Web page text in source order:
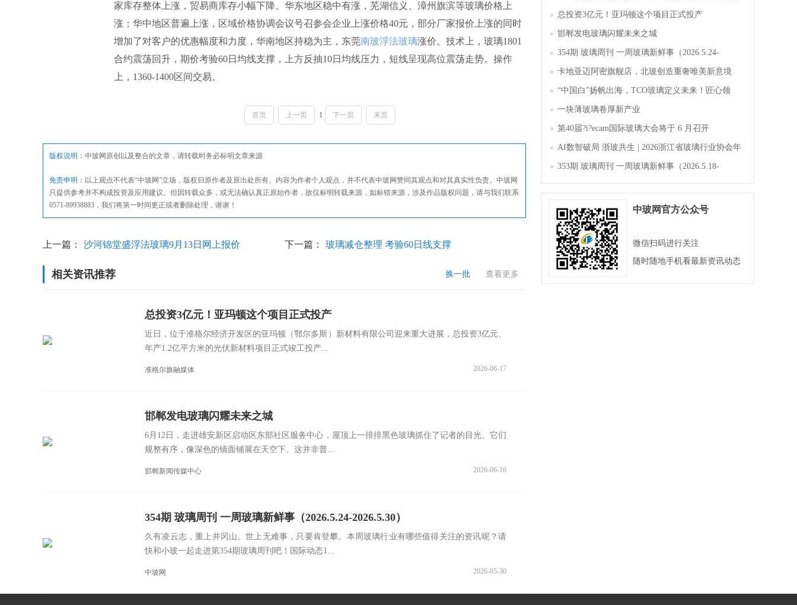
牌全面解析评测
总投资3亿元！亚玛顿这个项目正式投产
邯郸发电玻璃闪耀未来之城
354期 玻璃周刊 一周玻璃新鲜事（2026.5.24-
2026.5.30）
卡地亚迈阿密旗舰店，北玻创造重奢唯美新意境
“中国白”扬帆出海，TCO玻璃定义未来！匠心领
航，淄博新材料产业聚势成峰
一块薄玻璃卷厚新产业
第40届?i?ecam国际玻璃大会将于 6 月召开
AI数智破局 浙玻共生 | 2026浙江省玻璃行业协会年
会暨第四届四次会员大会成功举办
353期 玻璃周刊 一周玻璃新鲜事（2026.5.18-
2026.5.23）
中玻网官方公众号
微信扫码进行关注
随时随地手机看最新资讯动态
家库存整体上涨，贸易商库存小幅下降。华东地区稳中有涨，芜湖信义、漳州旗滨等玻璃价格上
涨；华中地区普遍上涨，区域价格协调会议号召参会企业上涨价格40元，部分厂家报价上涨的同时
增加了对客户的优惠幅度和力度，华南地区持稳为主，东莞南玻浮法玻璃涨价。技术上，玻璃1801
合约震荡回升，期价考验60日均线支撑，上方反抽10日均线压力，短线呈现高位震荡走势。操作
上，1360-1400区间交易。
首页 上一页 1 下一页 末页
版权说明： 中玻网原创以及整合的文章，请转载时务必标明文章来源
免责申明： 以上观点不代表“中玻网”立场，版权归原作者及原出处所有。内容为作者个人观点，并不代表中玻网赞同其观点和对其真实性负责。中玻网
只提供参考并不构成投资及应用建议。但因转载众多，或无法确认真正原始作者，故仅标明转载来源，如标错来源，涉及作品版权问题，请与我们联系
0571-89938883，我们将第一时间更正或者删除处理，谢谢！
上一篇： 沙河锦堂盛浮法玻璃9月13日网上报价 下一篇： 玻璃减仓整理 考验60日线支撑
相关资讯推荐 查看更多
换一批
总投资3亿元！亚玛顿这个项目正式投产
近日，位于准格尔经济开发区的亚玛顿（鄂尔多斯）新材料有限公司迎来重大进展，总投资3亿元、
年产1.2亿平方米的光伏新材料项目正式竣工投产...
准格尔旗融媒体 2026-06-17
邯郸发电玻璃闪耀未来之城
6月12日，走进雄安新区启动区东部社区服务中心，屋顶上一排排黑色玻璃抓住了记者的目光。它们
规整有序，像深色的镜面铺展在天空下。这并非普...
邯郸新闻传媒中心 2026-06-16
354期 玻璃周刊 一周玻璃新鲜事（2026.5.24-2026.5.30）
久有凌云志，重上井冈山。世上无难事，只要肯登攀。本周玻璃行业有哪些值得关注的资讯呢？请
快和小玻一起走进第354期玻璃周刊吧！国际动态1...
中玻网 2026-05-30